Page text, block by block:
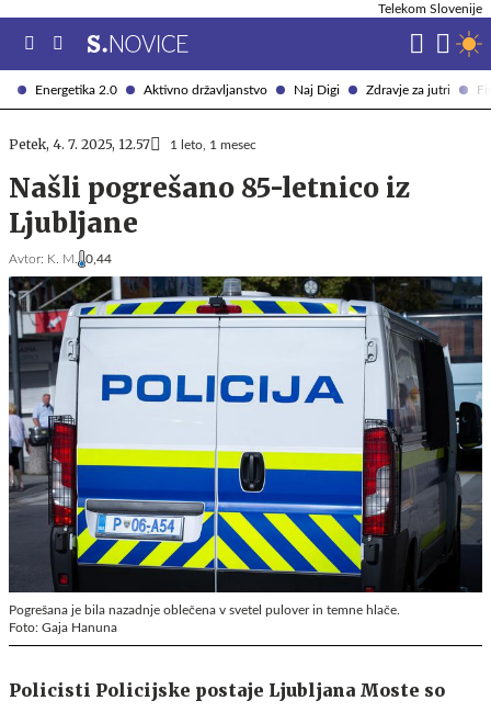
Energetika 2.0 Aktivno državljanstvo Naj Digi Zdravje za jutri
Telekom Slovenije
Petek, 4. 7. 2025, 12.57 1 leto, 1 mesec
Našli pogrešano 85-letnico iz
Ljubljane
Avtor: K. M. 0,44
Pogrešana je bila nazadnje oblečena v svetel pulover in temne hlače.
Foto: Gaja Hanuna
Policisti Policijske postaje Ljubljana Moste so